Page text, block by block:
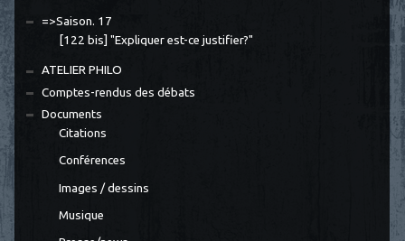
=>Saison. 17
[122 bis] "Expliquer est-ce justifier?"
ATELIER PHILO
Comptes-rendus des débats
Documents
Citations
Conférences
Images / dessins
Musique